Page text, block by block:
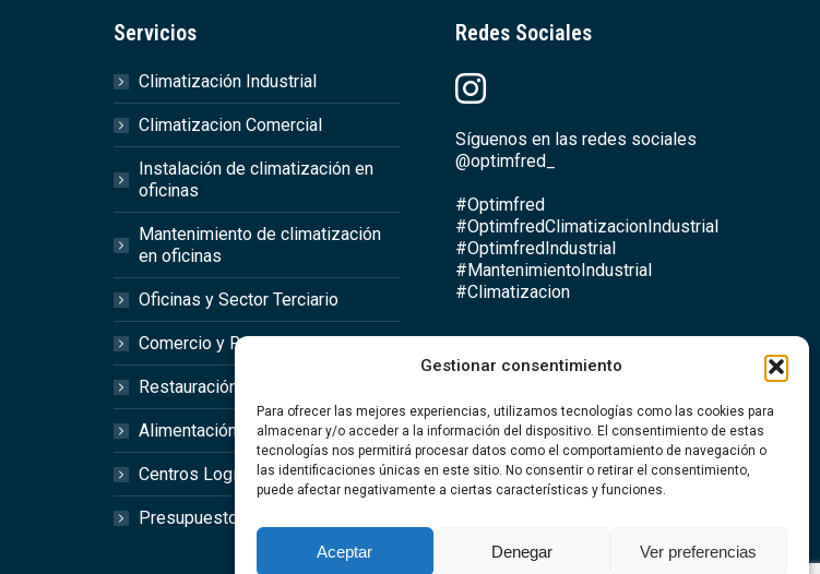
Gestionar consentimiento
Para ofrecer las mejores experiencias, utilizamos tecnologías como las cookies para
almacenar y/o acceder a la información del dispositivo. El consentimiento de estas
tecnologías nos permitirá procesar datos como el comportamiento de navegación o
las identificaciones únicas en este sitio. No consentir o retirar el consentimiento,
puede afectar negativamente a ciertas características y funciones.
Aceptar Denegar Ver preferencias
Servicios
Climatización Industrial
Climatizacion Comercial
Instalación de climatización en
oficinas
Mantenimiento de climatización
en oficinas
Oficinas y Sector Terciario
Comercio y Retail
Restauración y Hostelería
Alimentación y Agroalimentario
Centros Logísticos
Presupuesto Online
Redes Sociales
Síguenos en las redes sociales
@optimfred_
#Optimfred
#OptimfredClimatizacionIndustrial
#OptimfredIndustrial
#MantenimientoIndustrial
#Climatizacion